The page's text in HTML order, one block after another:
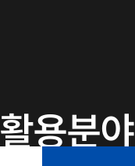
활용분야